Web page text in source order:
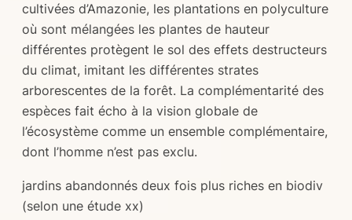
cultivées d’Amazonie, les plantations en polyculture
où sont mélangées les plantes de hauteur
différentes protègent le sol des effets destructeurs
du climat, imitant les différentes strates
arborescentes de la forêt. La complémentarité des
espèces fait écho à la vision globale de
l’écosystème comme un ensemble complémentaire,
dont l’homme n’est pas exclu.
jardins abandonnés deux fois plus riches en biodiv
(selon une étude xx)